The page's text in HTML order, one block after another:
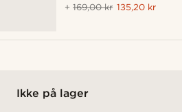
+169,00 kr 135,20 kr
Ikke på lager